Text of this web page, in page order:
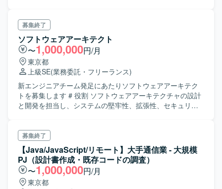
募集終了
ソフトウェアアーキテクト
〜1,000,000円/月
東京都
上級SE(業務委託・フリーランス)
新エンジニアチーム発足にあたりソフトウェアアーキテク
トを募集します # 役割 ソフトウェアアーキテクチャの設計
と開発を担当し、システムの堅牢性、拡張性、セキュリテ
供する。 ## 責任と役割 以下のテクニカル部分でリーダー
シップを発揮して、チームでの協働作業を進める。 ・ソフ
トウェアアーキテクチャの設計とドキュメンテーションを
担当し、要件に基づいた効果的なソリューションを提供す
る。 ・技術的なガイダンスやベストプラクティスを提供
し、コード品質と開発プロセスの向上に貢献する。 ・新し
募集終了
【Java/JavaScript/リモート】大手通信業 - 大規模
PJ（設計書作成・既存コードの調査）
〜1,000,000円/月
東京都